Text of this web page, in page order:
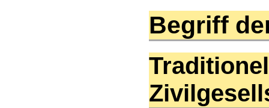
Begriff